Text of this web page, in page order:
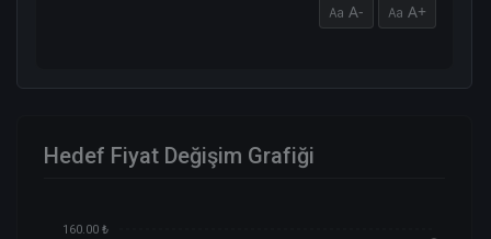
A- A+
Hedef Fiyat Değişim Grafiği
160.00 ₺